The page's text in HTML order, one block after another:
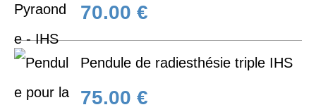
sur 5
70.00 €
Pendule de radiesthésie triple IHS
75.00 €